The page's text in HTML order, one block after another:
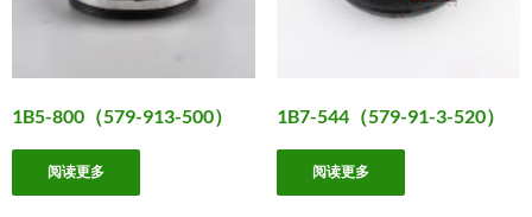
1B5-800（579-913-500）
阅读更多
1B7-544（579-91-3-520）
阅读更多